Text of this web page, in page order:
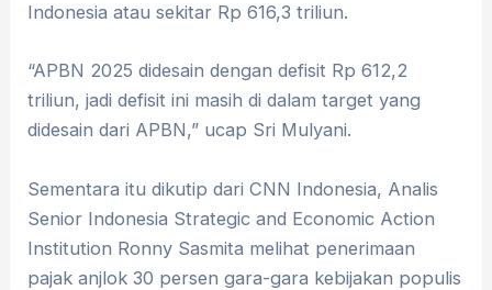
Indonesia atau sekitar Rp 616,3 triliun.
“APBN 2025 didesain dengan defisit Rp 612,2
triliun, jadi defisit ini masih di dalam target yang
didesain dari APBN,” ucap Sri Mulyani.
Sementara itu dikutip dari CNN Indonesia, Analis
Senior Indonesia Strategic and Economic Action
Institution Ronny Sasmita melihat penerimaan
pajak anjlok 30 persen gara-gara kebijakan populis